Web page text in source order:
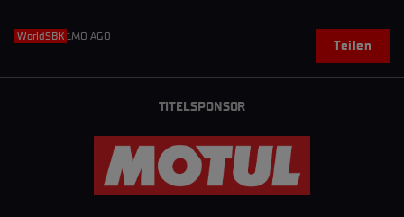
WorldSBK 1MO AGO
Teilen
TITELSPONSOR